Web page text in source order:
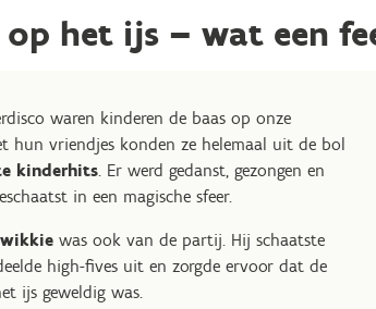
op het ijs – wat een
waren kinderen de baas op onze
hun vriendjes konden ze helemaal uit de bol
kinderhits. Er werd gedanst, gezongen en
in een magische sfeer.
was ook van de partij. Hij schaatste
high-fives uit en zorgde ervoor dat de
ijs geweldig was.